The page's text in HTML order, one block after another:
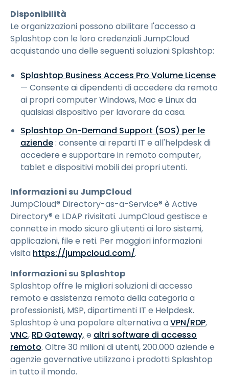
Disponibilità
Le organizzazioni possono abilitare l'accesso a
Splashtop con le loro credenziali JumpCloud
acquistando una delle seguenti soluzioni Splashtop:
Splashtop Business Access Pro Volume License
— Consente ai dipendenti di accedere da remoto
ai propri computer Windows, Mac e Linux da
qualsiasi dispositivo per lavorare da casa.
Splashtop On-Demand Support (SOS) per le
aziende: consente ai reparti IT e all'helpdesk di
accedere e supportare in remoto computer,
tablet e dispositivi mobili dei propri utenti.
Informazioni su JumpCloud
JumpCloud® Directory-as-a-Service® è Active
Directory® e LDAP rivisitati. JumpCloud gestisce e
connette in modo sicuro gli utenti ai loro sistemi,
applicazioni, file e reti. Per maggiori informazioni
visita https://jumpcloud.com/.
Informazioni su Splashtop
Splashtop offre le migliori soluzioni di accesso
remoto e assistenza remota della categoria a
professionisti, MSP, dipartimenti IT e Helpdesk.
Splashtop è una popolare alternativa aVPN/RDP,
VNC, RD Gateway, e altri software di accesso
remoto. Oltre 30 milioni di utenti, 200.000 aziende e
agenzie governative utilizzano i prodotti Splashtop
in tutto il mondo.